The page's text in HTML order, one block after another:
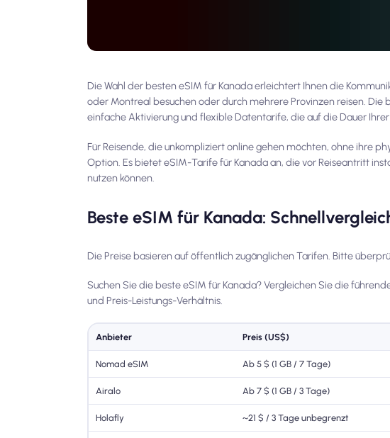
Die Wahl der besten eSIM für Kanada erleichtert Ihnen die
oder Montreal besuchen oder durch mehrere Provinzen reisen.
einfache Aktivierung und flexible Datentarife, die auf die Dauer
Für Reisende, die unkompliziert online gehen möchten, ohne ihre
Option. Es bietet eSIM-Tarife für Kanada an, die vor Reiseantritt
nutzen können.
Beste eSIM für Kanada:
Die Preise basieren auf öffentlich zugänglichen Tarifen. Bitte
Suchen Sie die beste eSIM für Kanada? Vergleichen Sie die
und Preis-Leistungs-Verhältnis.
Anbieter Preis (US$)
Nomad eSIM Ab 5 $ (1 GB / 7 Tage)
Airalo Ab 7 $ (1 GB / 3 Tage)
Holafly ~21 $ / 3 Tage unbegrenzt